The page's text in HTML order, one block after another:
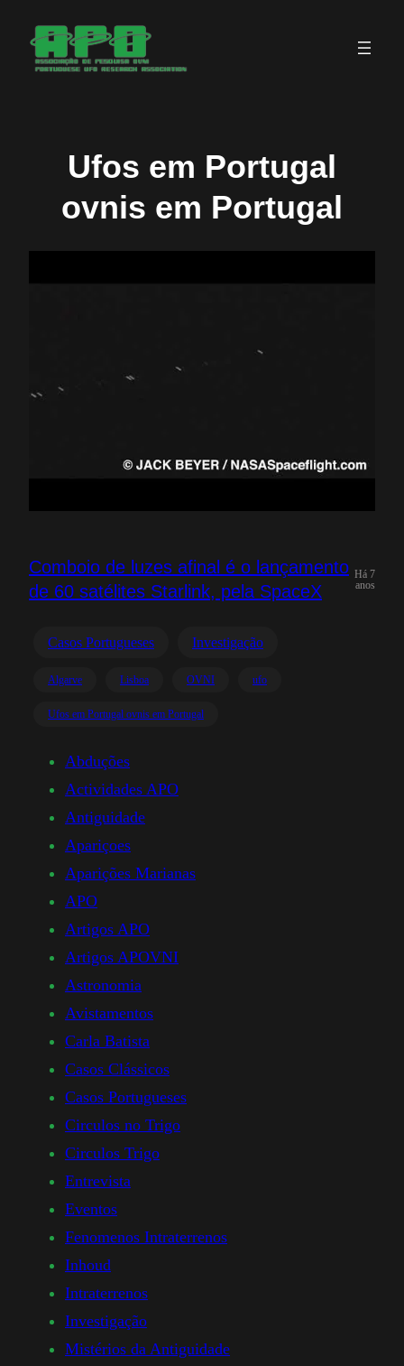
para
Ufos em Portugal
ovnis em Portugal
Comboio de luzes afinal é o lançamento
de 60 satélites Starlink, pela SpaceX
Há 7
anos
Casos Portugueses Investigação
Algarve Lisboa OVNI ufo
Ufos em Portugal ovnis em Portugal
Abduções
Actividades APO
Antiguidade
Apariçoes
Aparições Marianas
APO
Artigos APO
Artigos APOVNI
Astronomia
Avistamentos
Carla Batista
Casos Clássicos
Casos Portugueses
Circulos no Trigo
Circulos Trigo
Entrevista
Eventos
Fenomenos Intraterrenos
Inhoud
Intraterrenos
Investigação
Mistérios da Antiguidade